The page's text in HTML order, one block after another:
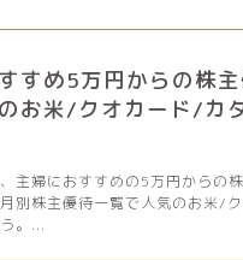
すめ5万円からの株
お米/クオカード/カ
主婦におすすめの5万円からの
別株主優待一覧で人気のお米/
。...